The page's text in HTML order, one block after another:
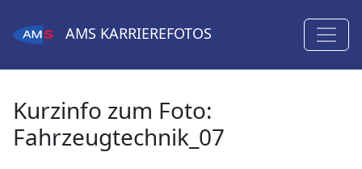
AMS KARRIEREFOTOS
Kurzinfo zum Foto:
Fahrzeugtechnik_07